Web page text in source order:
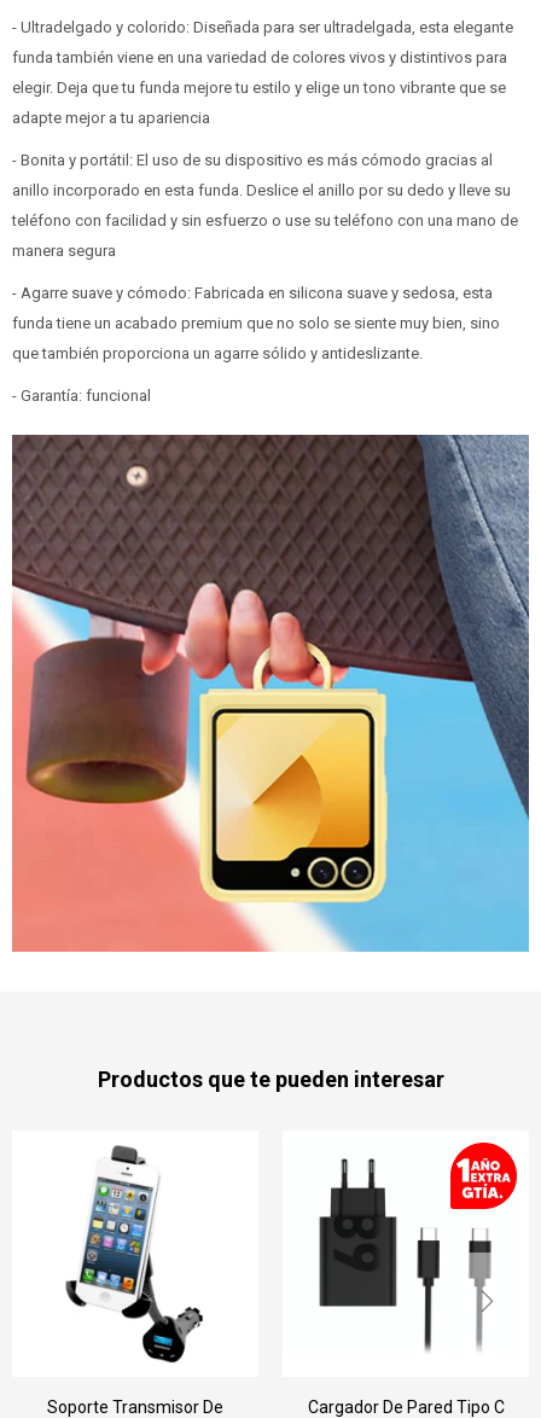
- Ultradelgado y colorido: Diseñada para ser ultradelgada, esta elegante
funda también viene en una variedad de colores vivos y distintivos para
elegir. Deja que tu funda mejore tu estilo y elige un tono vibrante que se
adapte mejor a tu apariencia
- Bonita y portátil: El uso de su dispositivo es más cómodo gracias al
anillo incorporado en esta funda. Deslice el anillo por su dedo y lleve su
teléfono con facilidad y sin esfuerzo o use su teléfono con una mano de
manera segura
- Agarre suave y cómodo: Fabricada en silicona suave y sedosa, esta
funda tiene un acabado premium que no solo se siente muy bien, sino
que también proporciona un agarre sólido y antideslizante.
- Garantía: funcional
Productos que te pueden interesar
Soporte Transmisor De
Cargador De Pared Tipo C